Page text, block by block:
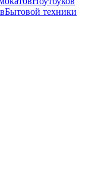
Бытовой техники